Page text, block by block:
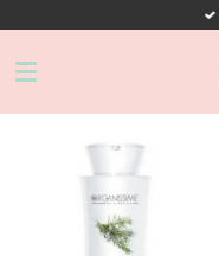
de